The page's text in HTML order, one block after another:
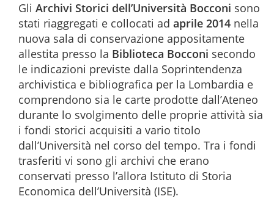
Gli Archivi Storici dell’Università Bocconi sono
stati riaggregati e collocati ad aprile 2014 nella
nuova sala di conservazione appositamente
allestita presso la Biblioteca Bocconi secondo
le indicazioni previste dalla Soprintendenza
archivistica e bibliografica per la Lombardia e
comprendono sia le carte prodotte dall’Ateneo
durante lo svolgimento delle proprie attività sia
i fondi storici acquisiti a vario titolo
dall’Università nel corso del tempo. Tra i fondi
trasferiti vi sono gli archivi che erano
conservati presso l’allora Istituto di Storia
Economica dell’Università (ISE).